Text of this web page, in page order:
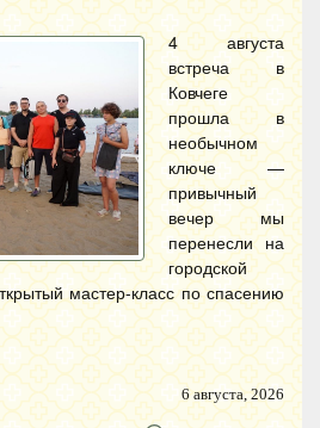
4 августа
встреча в
Ковчеге
прошла в
необычном
ключе —
привычный
вечер мы
перенесли на
городской
мастер-класс по спасению
6 августа, 2026